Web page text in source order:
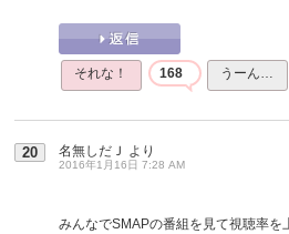
それな！ 168 うーん…
20 名無しだＪ より
2016年1月16日 7:28 AM
みんなでSMAPの番組を見て視聴率を